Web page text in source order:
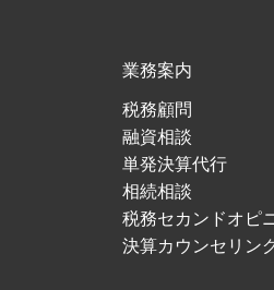
業務案内
税務顧問
融資相談
単発決算代行
相続相談
税務セカンドオピ
決算カウンセリン